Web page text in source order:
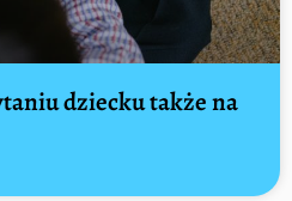
dziecku także na